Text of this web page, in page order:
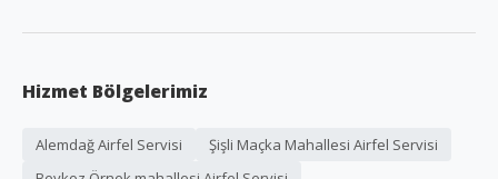
Hizmet Bölgelerimiz
Alemdağ Airfel Servisi
Şişli Maçka Mahallesi Airfel Servisi